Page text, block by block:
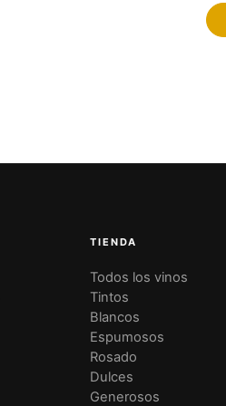
TIENDA
Todos los vinos
Tintos
Blancos
Espumosos
Rosado
Dulces
Generosos